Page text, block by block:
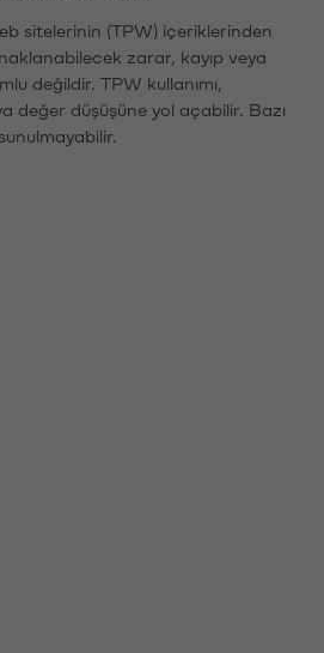
sitelerinin (TPW) içeriklerinden
zarar, kayıp veya
değildir. TPW kullanımı,
değer düşüşüne yol açabilir. Bazı